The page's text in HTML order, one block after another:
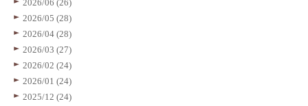
2026/06 (26)
2026/05 (28)
2026/04 (28)
2026/03 (27)
2026/02 (24)
2026/01 (24)
2025/12 (24)